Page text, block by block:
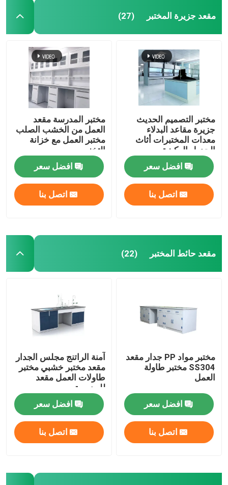
مقعد جزيرة المختبر (27)
مختبر التصميم الحديث
جزيرة مقاعد البدلاء
معدات المختبرات أثاث
الجدول الركيزة
افضل سعر
اتصل بنا
مختبر المدرسة مقعد
العمل من الخشب الصلب
مختبر العمل مع خزانة
التخزين
افضل سعر
اتصل بنا
مقعد حائط المختبر (22)
مختبر مواد PP جدار مقعد
SS304 مختبر طاولة
العمل
افضل سعر
اتصل بنا
آمنة الراتنج مجلس الجدار
مقعد مختبر خشبي مختبر
طاولات العمل مقعد
للمدرسة
افضل سعر
اتصل بنا